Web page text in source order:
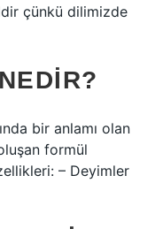
çünkü dilimizde
bir anlamı olan
formül
– Deyimler